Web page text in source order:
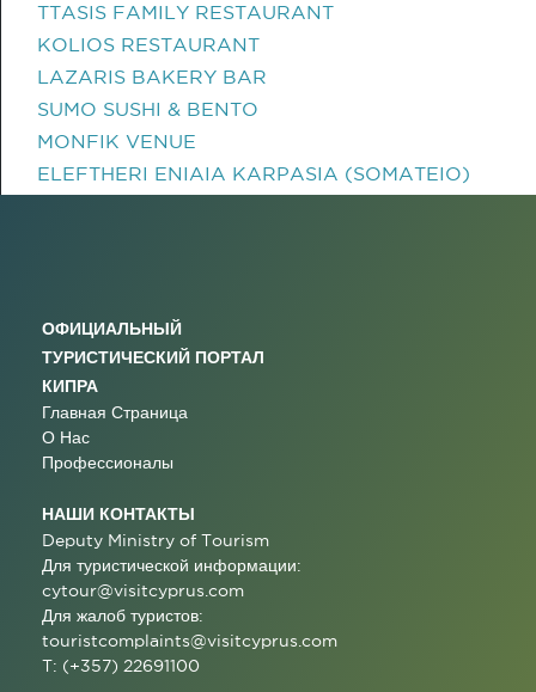
TTASIS FAMILY RESTAURANT
KOLIOS RESTAURANT
LAZARIS BAKERY BAR
SUMO SUSHI & BENTO
MONFIK VENUE
ELEFTHERI ENIAIA KARPASIA (SOMATEIO)
ОФИЦИАЛЬНЫЙ
ТУРИСТИЧЕСКИЙ ПОРТАЛ
КИПРА
Главная Страница
О Нас
Профессионалы
НАШИ КОНТАКТЫ
Deputy Ministry of Tourism
Для туристической информации:
cytour@visitcyprus.com
Для жалоб туристов:
touristcomplaints@visitcyprus.com
T: (+357) 22691100